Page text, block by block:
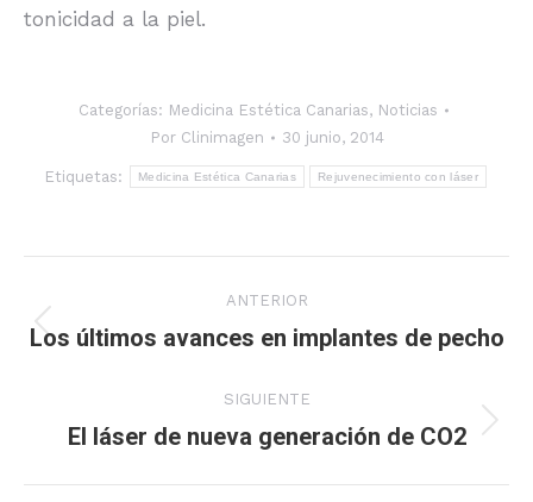
tonicidad a la piel.
Categorías: Medicina Estética Canarias, Noticias
Por Clinimagen 30 junio, 2014
Etiquetas: Medicina Estética Canarias Rejuvenecimiento con láser
entre
publicaciones
ANTERIOR
Publicación
Los últimos avances en implantes de pecho
SIGUIENTE
Publicación
El láser de nueva generación de CO2